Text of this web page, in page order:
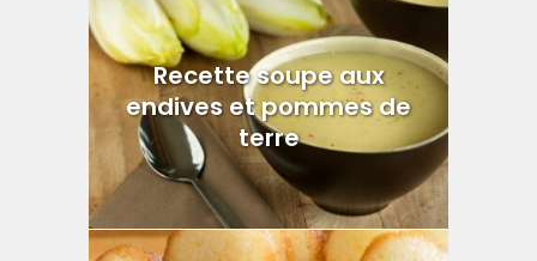
Recette soupe aux
endives et pommes de
terre